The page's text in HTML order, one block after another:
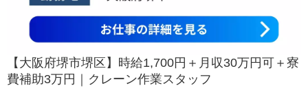
【大阪府堺市堺区】時給1,700円＋月収30万円可＋寮
費補助3万円｜クレーン作業スタッフ